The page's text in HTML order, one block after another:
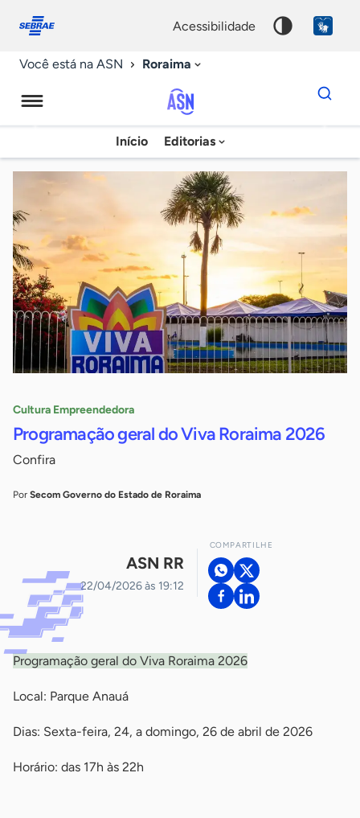
conosco
acessibilidade
Você está na ASN Roraima
Agência
Sebrae
de
Notícias
Início Editorias
Dados
para
chave
Cultura Empreendedora
Programação geral do Viva Roraima 2026
Confira
Por Secom Governo do Estado de Roraima
ASN RR
22/04/2026 às 19:12
COMPARTILHE
Programação geral do Viva Roraima 2026
Local: Parque Anauá
Dias: Sexta-feira, 24, a domingo, 26 de abril de 2026
Horário: das 17h às 22h